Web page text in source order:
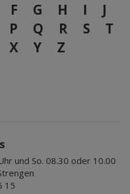
F G H I
J
P Q R S
T
X Y Z
und So. 08.30 oder 10.00
15